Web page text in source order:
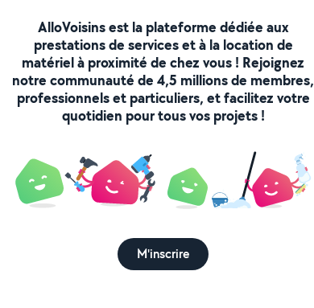
AlloVoisins est la plateforme dédiée aux
prestations de services et à la location de
matériel à proximité de chez vous ! Rejoignez
notre communauté de 4,5 millions de membres,
professionnels et particuliers, et facilitez votre
quotidien pour tous vos projets !
M'inscrire